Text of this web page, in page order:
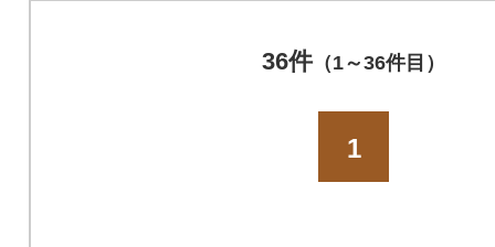
36件（1～36件目）
1